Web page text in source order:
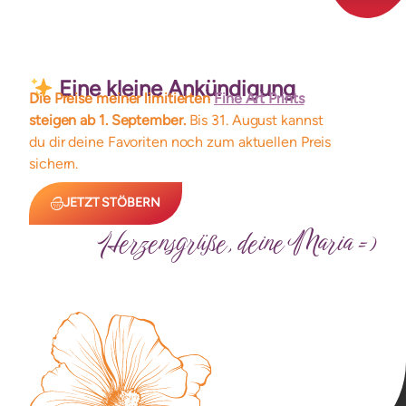
(mehrere Varianten)
– Magic Blood
16,00€
MIR
Limitiert auf 33 Exemplare
ab19,00€
Vulva Portrait ~ HER
Eine kleine Ankündigung
Die Preise meiner limitiertenFine Art Prints
steigen ab 1. September. Bis 31. August kannst
du dir deine Favoriten noch zum aktuellen Preis
sichern.
JETZT STÖBERN
Herzensgrüße, deine Maria =)